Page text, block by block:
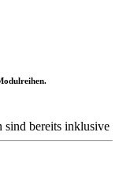
sind bereits inklusive